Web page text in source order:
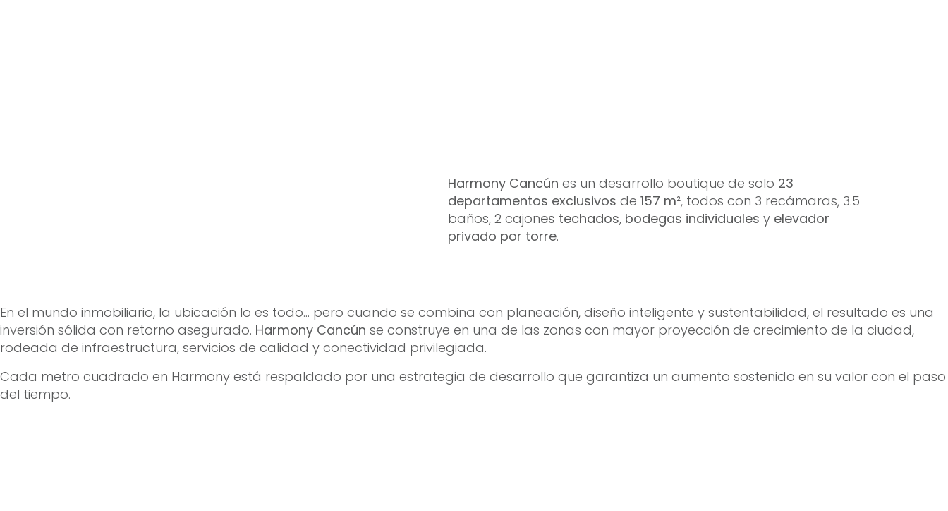
Harmony Cancún es un desarrollo boutique de solo 23
departamentos exclusivos de 157 m², todos con 3 recámaras, 3.5
baños, 2 cajones techados, bodegas individuales y elevador
privado por torre.
En el mundo inmobiliario, la ubicación lo es todo… pero cuando se combina con planeación, diseño inteligente y sustentabilidad, el resultado es una
inversión sólida con retorno asegurado. Harmony Cancún se construye en una de las zonas con mayor proyección de crecimiento de la ciudad,
rodeada de infraestructura, servicios de calidad y conectividad privilegiada.
Cada metro cuadrado en Harmony está respaldado por una estrategia de desarrollo que garantiza un aumento sostenido en su valor con el paso
del tiempo.